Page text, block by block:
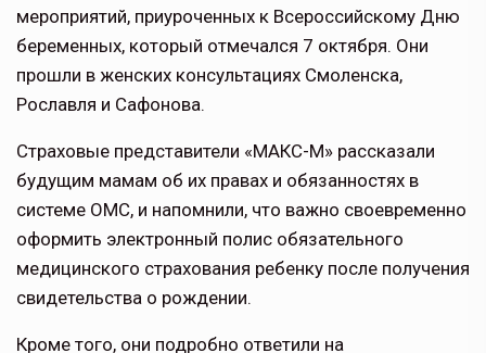
мероприятий, приуроченных к Всероссийскому Дню
беременных, который отмечался 7 октября. Они
прошли в женских консультациях Смоленска,
Рославля и Сафонова.
Страховые представители «МАКС-М» рассказали
будущим мамам об их правах и обязанностях в
системе ОМС, и напомнили, что важно своевременно
оформить электронный полис обязательного
медицинского страхования ребенку после получения
свидетельства о рождении.
Кроме того, они подробно ответили на